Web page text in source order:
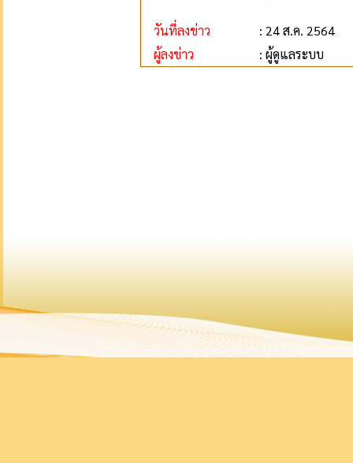
วันที่ลงข่าว
: 24 ส.ค. 2564
ผู้ลงข่าว
: ผู้ดูแลระบบ